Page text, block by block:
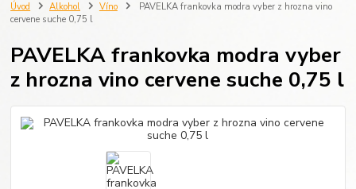
Úvod Alkohol Víno
PAVELKA frankovka modra vyber z hrozna vino
cervene suche 0,75 l
PAVELKA frankovka modra vyber
z hrozna vino cervene suche 0,75 l